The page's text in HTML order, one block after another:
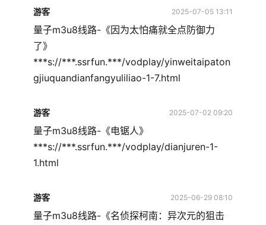
游客 2025-07-05 13:11
量子m3u8线路-《因为太怕痛就全点防御力
了》
***s://***.ssrfun.***/vodplay/yinweitaipaton
gjiuquandianfangyuliliao-1-7.html
游客 2025-07-02 09:20
量子m3u8线路-《电锯人》
***s://***.ssrfun.***/vodplay/dianjuren-1-
1.html
游客 2025-06-29 08:10
量子m3u8线路-《名侦探柯南：异次元的狙击